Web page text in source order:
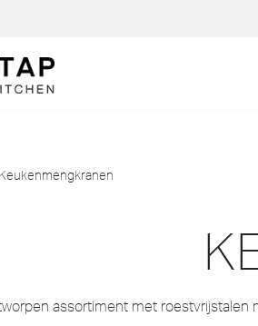
Keukenmengkranen
assortiment met